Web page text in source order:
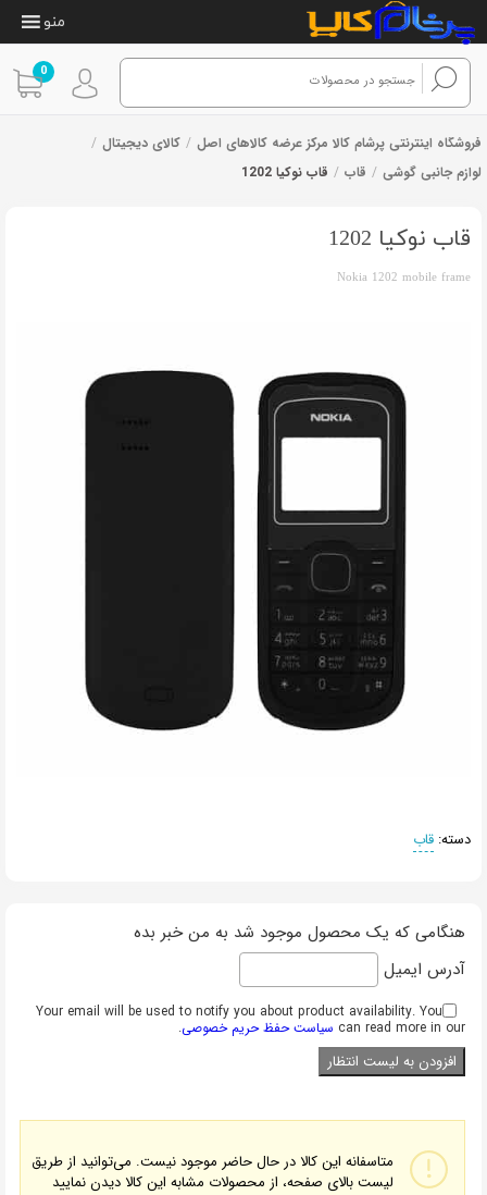
0
منو
فروشگاه اینترنتی پرشام کالا مرکز عرضه کالاهای اصل / کالای دیجیتال /
لوازم جانبی گوشی / قاب / قاب نوکیا 1202
قاب نوکیا 1202
Nokia 1202 mobile frame
دسته: قاب
هنگامی که یک محصول موجود شد به من خبر بده
آدرس ایمیل
Your email will be used to notify you about product availability. You
can read more in our سیاست حفظ حریم خصوصی.
متاسفانه این کالا در حال حاضر موجود نیست. می‌توانید از طریق
لیست بالای صفحه، از محصولات مشابه این کالا دیدن نمایید